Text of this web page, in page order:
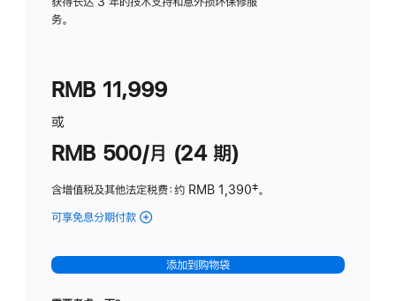
务。
RMB 11,999
或
RMB 500/月 (24 期)
含增值税及其他法定税费：约 RMB 1,390脚
‡。
可享免息分期付款 (Studio
-
标
添加到购物袋